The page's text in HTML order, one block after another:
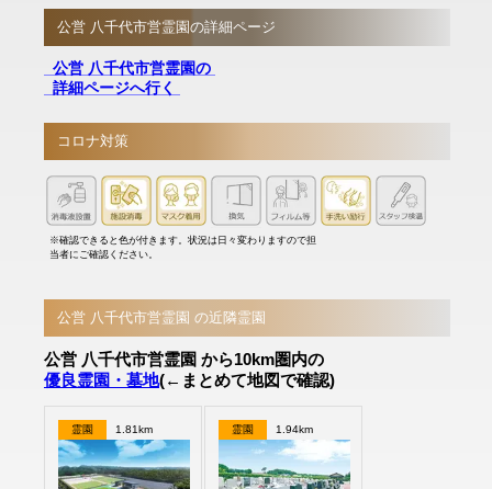
公営 八千代市営霊園の詳細ページ
公営 八千代市営霊園の
詳細ページへ行く
コロナ対策
※確認できると色が付きます。状況は日々変わりますので担
当者にご確認ください。
公営 八千代市営霊園 の近隣霊園
公営 八千代市営霊園 から10km圏内の
優良霊園・墓地(←まとめて地図で確認)
霊園 1.81km 霊園 1.94km